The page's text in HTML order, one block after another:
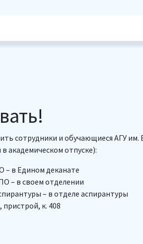
сотрудники и обучающиеся АГУ им.
академическом отпуске):
– в Едином деканате
– в своем отделении
– в отделе аспирантуры
к. 408